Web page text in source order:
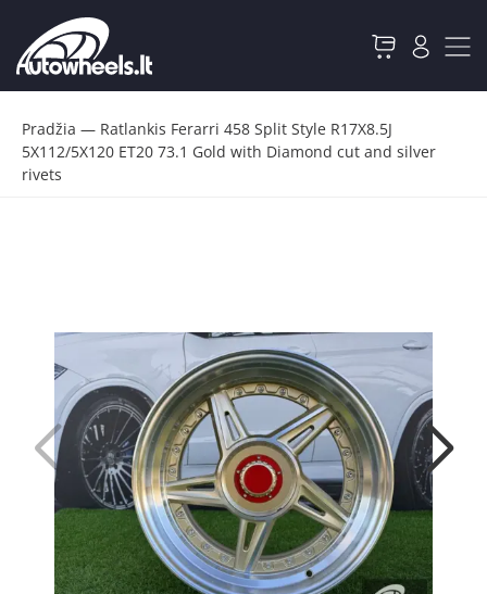
Pradžia — Ratlankis Ferarri 458 Split Style R17X8.5J
5X112/5X120 ET20 73.1 Gold with Diamond cut and silver
rivets